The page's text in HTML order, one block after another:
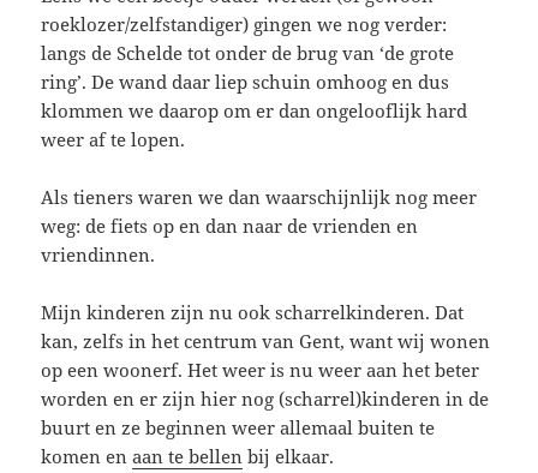
roeklozer/zelfstandiger) gingen we nog verder:
langs de Schelde tot onder de brug van ‘de grote
ring’. De wand daar liep schuin omhoog en dus
klommen we daarop om er dan ongelooflijk hard
weer af te lopen.
Als tieners waren we dan waarschijnlijk nog meer
weg: de fiets op en dan naar de vrienden en
vriendinnen.
Mijn kinderen zijn nu ook scharrelkinderen. Dat
kan, zelfs in het centrum van Gent, want wij wonen
op een woonerf. Het weer is nu weer aan het beter
worden en er zijn hier nog (scharrel)kinderen in de
buurt en ze beginnen weer allemaal buiten te
komen enaan te bellen bij elkaar.